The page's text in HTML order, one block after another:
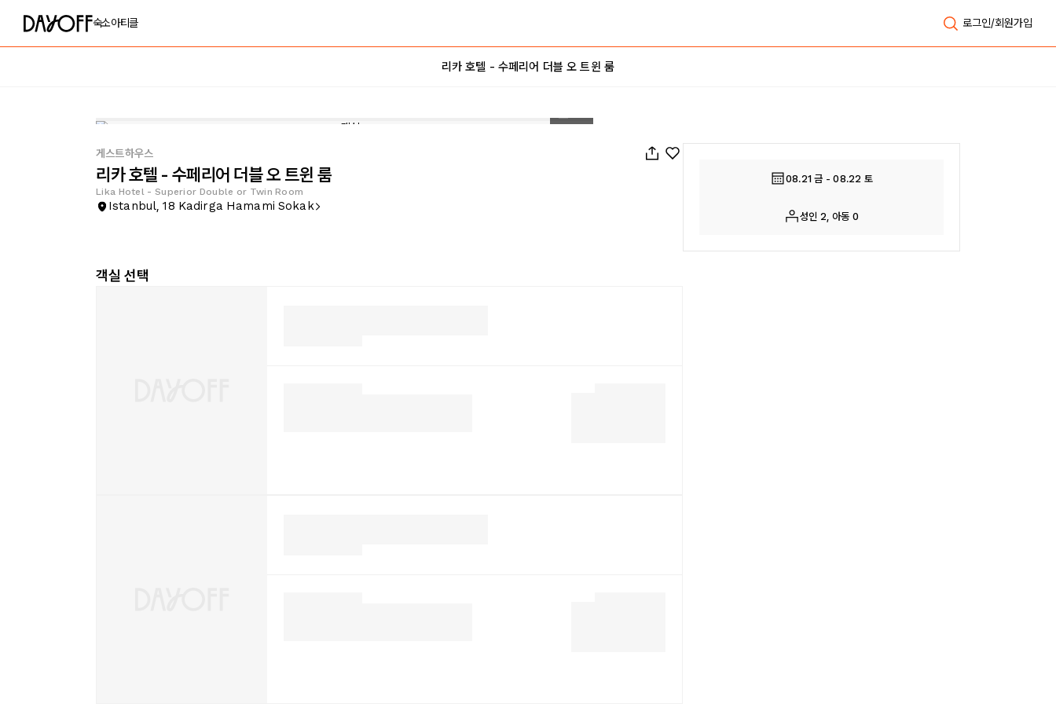
숙소아티클 로그인/회원가입
리카 호텔 - 수페리어 더블 오 트윈 룸
게스트하우스
리카 호텔 - 수페리어 더블 오 트윈 룸
Lika Hotel - Superior Double or Twin Room
Istanbul, 18 Kadirga Hamami Sokak
객실 선택
08.21 금 - 08.22 토
성인 2, 아동 0